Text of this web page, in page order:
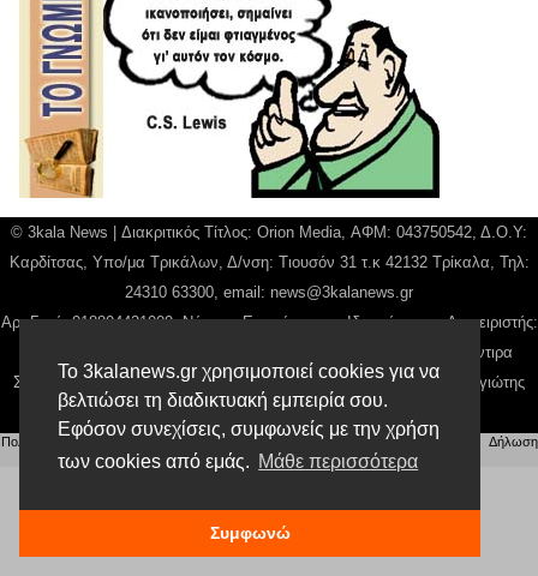
Το 3kalanews.gr χρησιμοποιεί cookies για να
βελτιώσει τη διαδικτυακή εμπειρία σου.
Εφόσον συνεχίσεις, συμφωνείς με την χρήση
των cookies από εμάς. Μάθε περισσότερα
Συμφωνώ
© 3kala News | Διακριτικός Τίτλος: Orion Media, ΑΦΜ: 043750542, Δ.Ο.Υ:
Καρδίτσας, Υπο/μα Τρικάλων, Δ/νση: Τιουσόν 31 τ.κ 42132 Τρίκαλα, Τηλ:
24310 63300, email: news@3kalanews.gr
Αρ. Γεμή: 018804431000, Νόμιμος Εκπρόσωπος, Ιδιοκτήτης και Διαχειριστής:
Παναγιώτης Φιλίππου, Διευθύντρια: Γιαννουσά Βασιλική, Διευθύντιρα
Σύνταξης: Μπαλαμπάνη Βασιλική. Δικαιούχος domain name Παναγιώτης
Φιλίππου
Πολιτική απορρήτου Αίτηση Διαχείρισης Προσωπικών Δεδομένων |Όροι χρήσης
Δήλωση
Συμμόρφωσης